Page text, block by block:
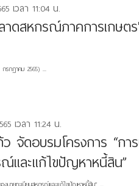
เวลา 11:04 น.
ดสหกรณ์ภาคการเกษต
รกฎาคม 2565) ...
เวลา 11:24 น.
จัดอบรมโครงการ “กา
ณ์และแก้ไขปัญหาหนี้สิน”